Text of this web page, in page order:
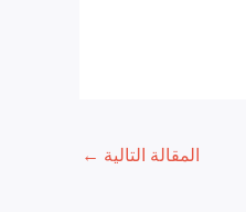
المقالة التالية ←